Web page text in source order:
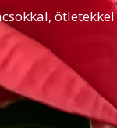
ötletekkel